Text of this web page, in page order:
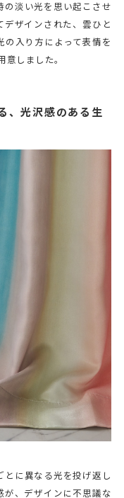
の淡い光を思い起こさせ
デザインされた、雲ひと
入り方によって表情を
意しました。
、光沢感のある生
とに異なる光を投げ返し
が、デザインに不思議な